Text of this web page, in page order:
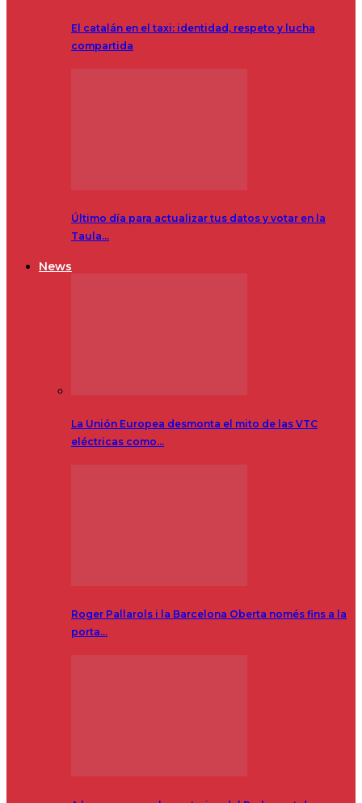
El catalán en el taxi: identidad, respeto y lucha
compartida
Último día para actualizar tus datos y votar en la
Taula…
News
La Unión Europea desmonta el mito de las VTC
eléctricas como…
Roger Pallarols i la Barcelona Oberta només fins a la
porta…